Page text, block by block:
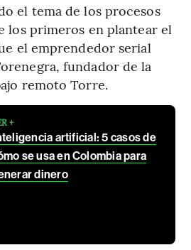
el tema de los procesos
los primeros en plantear el
el emprendedor serial
fundador de la
remoto Torre.
+
artificial: 5 casos de
se usa en Colombia para
dinero